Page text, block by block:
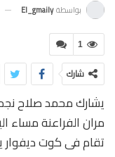
بواسطة El_gmaily
1
شارك
يشارك محمد صلاح
مران الفراعنة مساء
تقام فى كوت ديفوار يوم 13 يناير